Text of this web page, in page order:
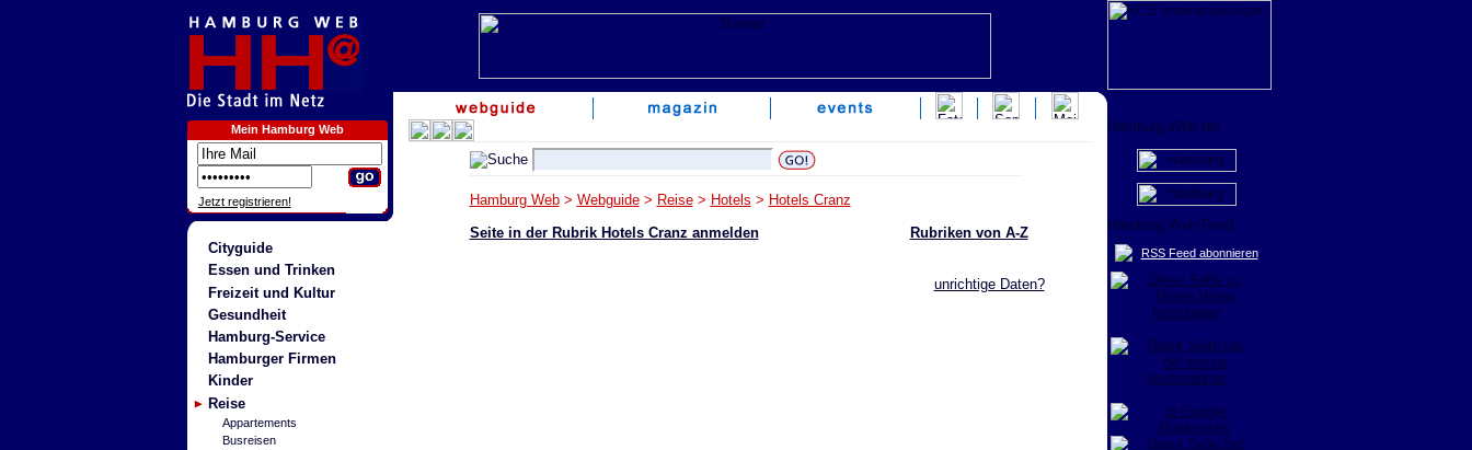
Mein Hamburg Web
Jetzt registrieren!
Cityguide
Essen und Trinken
Freizeit und Kultur
Gesundheit
Hamburg-Service
Hamburger Firmen
Kinder
Reise
Appartements
Busreisen
Hamburg Web> Webguide> Reise> Hotels > Hotels Cranz
Rubriken von A-Z
Seite in der Rubrik Hotels Cranz anmelden
unrichtige Daten?
RSS Feed abonnieren